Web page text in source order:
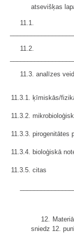
atsevišķas
11.3. analīzes
11.3.1. ķīmiskās/
11.3.2.
11.3.3. pirogenitātes
11.3.4. bioloģiskā
11.3.5. citas
12.
sniedz 12.